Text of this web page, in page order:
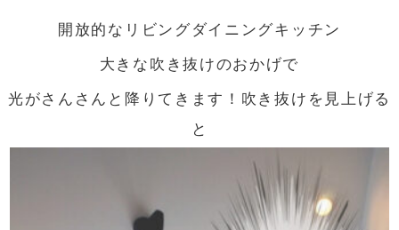
開放的なリビングダイニングキッチン
大きな吹き抜けのおかげで
光がさんさんと降りてきます！吹き抜けを見上げる
と